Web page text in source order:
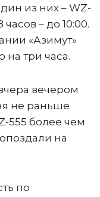
из них – WZ-
– до 10:00.
«Азимут»
на три часа.
вечером
не раньше
555 более чем
на
по